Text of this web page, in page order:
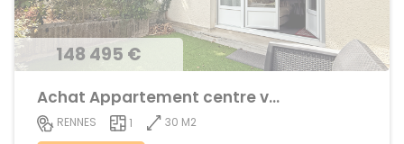
148 495 €
Achat Appartement centre ville
RENNES 1
30 M2